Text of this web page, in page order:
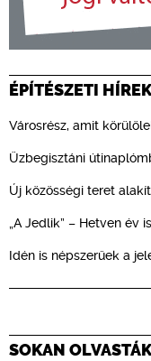
ÉPÍTÉSZETI HÍREK
Városrész, amit
Üzbegisztáni
Új közösségi teret
„A Jedlik” – Hetven év
Idén is népszerűek a
SOKAN OLVASTÁK